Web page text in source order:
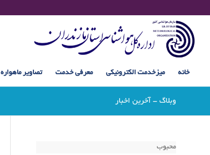
خانه میزخدمت الکترونیکی معرفی خدمت تصاویر ماهواره
وبلاگ - آخرین اخبار
محبوب